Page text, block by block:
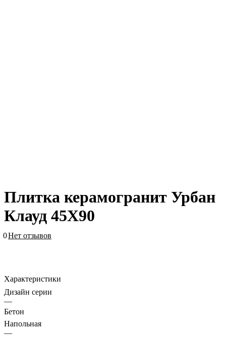
Плитка керамогранит Урбан
Клауд 45X90
0Нет отзывов
Характеристики
Дизайн серии
—
Бетон
Напольная
—